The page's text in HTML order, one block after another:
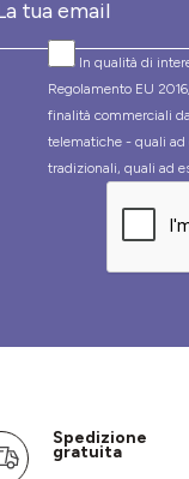
In qualità di
Regolamento EU
finalità commerciali
telematiche - quali
tradizionali, quali ad
Spedizione
gratuita